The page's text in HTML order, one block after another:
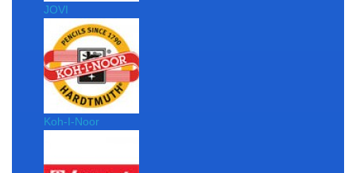
JOVI
Koh-I-Noor